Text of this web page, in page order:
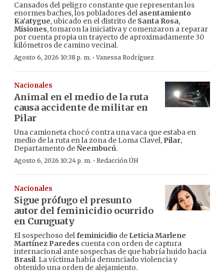
Cansados del peligro constante que representan los
enormes baches, los pobladores del asentamiento
Ka’atygue, ubicado en el distrito de Santa Rosa,
Misiones, tomaron la iniciativa y comenzaron a reparar
por cuenta propia un trayecto de aproximadamente 30
kilómetros de camino vecinal.
Agosto 6, 2026 10:38 p. m. ·Vanessa Rodríguez
Nacionales
Animal en el medio de la ruta
causa accidente de militar en
Pilar
Una camioneta chocó contra una vaca que estaba en
medio de la ruta en la zona de Loma Clavel, Pilar,
Departamento deÑeembucú.
Agosto 6, 2026 10:24 p. m. · Redacción ÚH
Nacionales
Sigue prófugo el presunto
autor del feminicidio ocurrido
en Curuguaty
El sospechoso delfeminicidio de Leticia Marlene
Martínez Paredes cuenta con orden de captura
internacional ante sospechas de que habría huido hacia
Brasil. La víctima había denunciado violencia y
obtenido una orden de alejamiento.